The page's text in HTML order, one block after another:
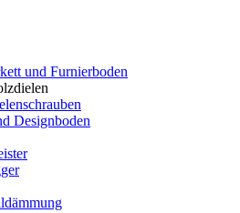
und Furnierboden
Designboden